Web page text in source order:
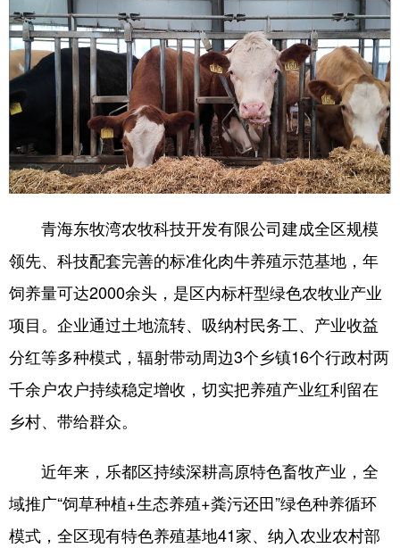
青海东牧湾农牧科技开发有限公司建成全区规模
领先、科技配套完善的标准化肉牛养殖示范基地，年
饲养量可达2000余头，是区内标杆型绿色农牧业产业
项目。企业通过土地流转、吸纳村民务工、产业收益
分红等多种模式，辐射带动周边3个乡镇16个行政村两
千余户农户持续稳定增收，切实把养殖产业红利留在
乡村、带给群众。
近年来，乐都区持续深耕高原特色畜牧产业，全
域推广“饲草种植+生态养殖+粪污还田”绿色种养循环
模式，全区现有特色养殖基地41家、纳入农业农村部